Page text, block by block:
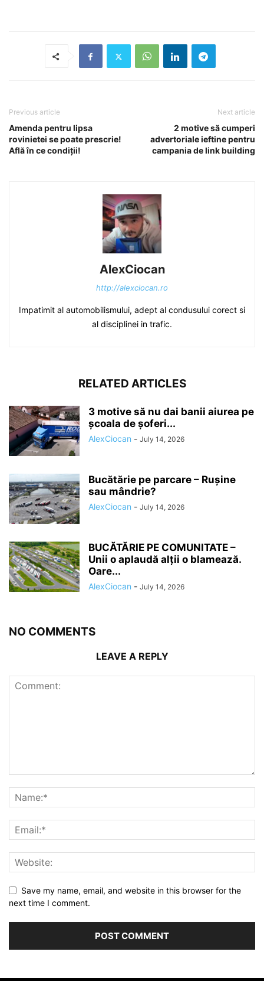
Previous article
Amenda pentru lipsa
rovinietei se poate prescrie!
Află în ce condiții!
Next article
2 motive să cumperi
advertoriale ieftine pentru
campania de link building
AlexCiocan
http://alexciocan.ro
Impatimit al automobilismului, adept al condusului corect si
al disciplinei in trafic.
RELATED ARTICLES
3 motive să nu dai banii aiurea pe
școala de șoferi...
AlexCiocan - July 14, 2026
Bucătărie pe parcare – Rușine
sau mândrie?
AlexCiocan - July 14, 2026
BUCĂTĂRIE PE COMUNITATE –
Unii o aplaudă alții o blamează.
Oare...
AlexCiocan - July 14, 2026
NO COMMENTS
LEAVE A REPLY
Save my name, email, and website in this browser for the
next time I comment.